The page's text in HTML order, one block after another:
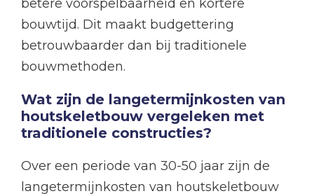
betere voorspelbaarheid en kortere
bouwtijd. Dit maakt budgettering
betrouwbaarder dan bij traditionele
bouwmethoden.
Wat zijn de langetermijnkosten van
houtskeletbouw vergeleken met
traditionele constructies?
Over een periode van 30-50 jaar zijn de
langetermijnkosten van houtskeletbouw